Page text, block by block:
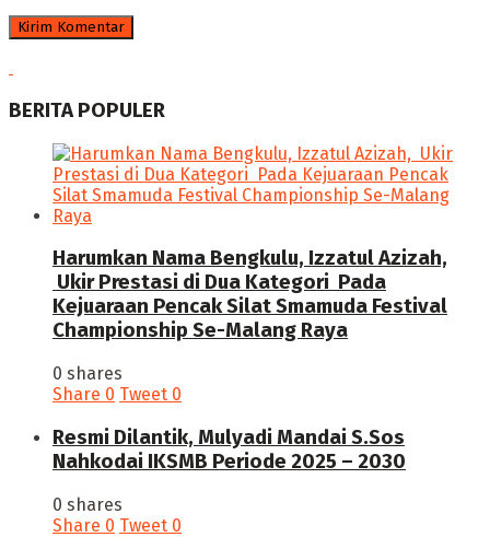
BERITA POPULER
Harumkan Nama Bengkulu, Izzatul Azizah,
Ukir Prestasi di Dua Kategori Pada
Kejuaraan Pencak Silat Smamuda Festival
Championship Se-Malang Raya
0 shares
Share 0 Tweet 0
Resmi Dilantik, Mulyadi Mandai S.Sos
Nahkodai IKSMB Periode 2025 – 2030
0 shares
Share 0 Tweet 0